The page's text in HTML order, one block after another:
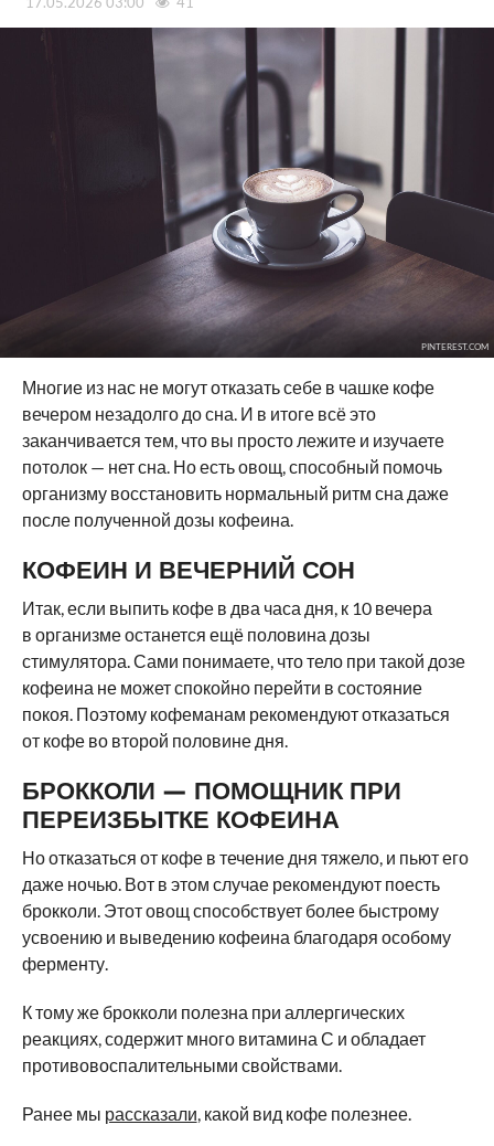
PINTEREST.COM
Многие из нас не могут отказать себе в чашке кофе
вечером незадолго до сна. И в итоге всё это
заканчивается тем, что вы просто лежите и изучаете
потолок — нет сна. Но есть овощ, способный помочь
организму восстановить нормальный ритм сна даже
после полученной дозы кофеина.
КОФЕИН И ВЕЧЕРНИЙ СОН
Итак, если выпить кофе в два часа дня, к 10 вечера
в организме останется ещё половина дозы
стимулятора. Сами понимаете, что тело при такой дозе
кофеина не может спокойно перейти в состояние
покоя. Поэтому кофеманам рекомендуют отказаться
от кофе во второй половине дня.
БРОККОЛИ — ПОМОЩНИК ПРИ
ПЕРЕИЗБЫТКЕ КОФЕИНА
Но отказаться от кофе в течение дня тяжело, и пьют его
даже ночью. Вот в этом случае рекомендуют поесть
брокколи. Этот овощ способствует более быстрому
усвоению и выведению кофеина благодаря особому
ферменту.
К тому же брокколи полезна при аллергических
реакциях, содержит много витамина С и обладает
противовоспалительными свойствами.
Ранее мы рассказали, какой вид кофе полезнее.